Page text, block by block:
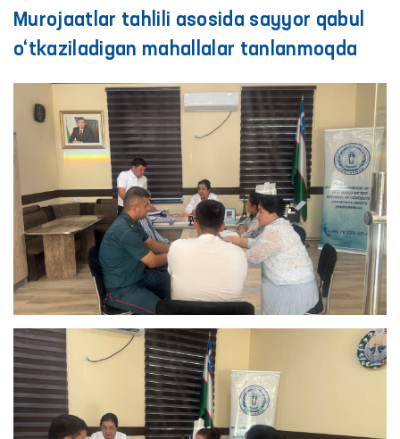
Murojaatlar tahlili asosida sayyor qabul
o‘tkaziladigan mahallalar tanlanmoqda